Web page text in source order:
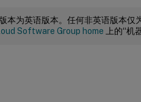
本为英语版本。任何非英语版本
Software Group home 上的“机